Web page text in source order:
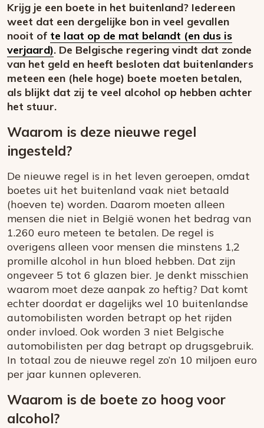
Krijg je een boete in het buitenland? Iedereen
weet dat een dergelijke bon in veel gevallen
nooit of te laat op de mat belandt (en dus is
verjaard). De Belgische regering vindt dat zonde
van het geld en heeft besloten dat buitenlanders
meteen een (hele hoge) boete moeten betalen,
als blijkt dat zij te veel alcohol op hebben achter
het stuur.
Waarom is deze nieuwe regel
ingesteld?
De nieuwe regel is in het leven geroepen, omdat
boetes uit het buitenland vaak niet betaald
(hoeven te) worden. Daarom moeten alleen
mensen die niet in België wonen het bedrag van
1.260 euro meteen te betalen. De regel is
overigens alleen voor mensen die minstens 1,2
promille alcohol in hun bloed hebben. Dat zijn
ongeveer 5 tot 6 glazen bier. Je denkt misschien
waarom moet deze aanpak zo heftig? Dat komt
echter doordat er dagelijks wel 10 buitenlandse
automobilisten worden betrapt op het rijden
onder invloed. Ook worden 3 niet Belgische
automobilisten per dag betrapt op drugsgebruik.
In totaal zou de nieuwe regel zo’n 10 miljoen euro
per jaar kunnen opleveren.
Waarom is de boete zo hoog voor
alcohol?